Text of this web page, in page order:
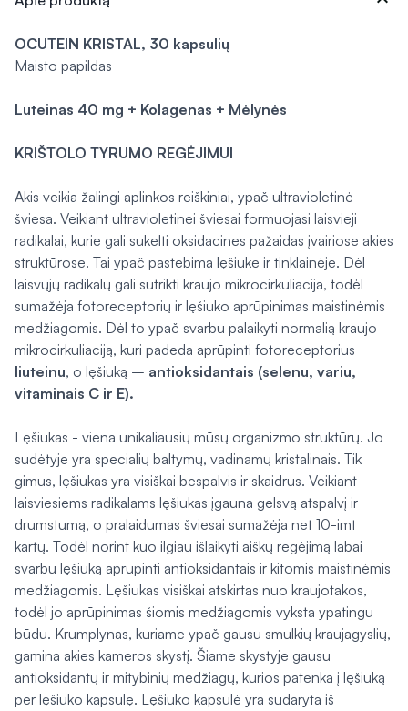
OCUTEIN KRISTAL, 30 kapsulių
Maisto papildas
Luteinas 40 mg + Kolagenas + Mėlynės
KRIŠTOLO TYRUMO REGĖJIMUI
Akis veikia žalingi aplinkos reiškiniai, ypač ultravioletinė
šviesa. Veikiant ultravioletinei šviesai formuojasi laisvieji
radikalai, kurie gali sukelti oksidacines pažaidas įvairiose akies
struktūrose. Tai ypač pastebima lęšiuke ir tinklainėje. Dėl
laisvųjų radikalų gali sutrikti kraujo mikrocirkuliacija, todėl
sumažėja fotoreceptorių ir lęšiuko aprūpinimas maistinėmis
medžiagomis. Dėl to ypač svarbu palaikyti normalią kraujo
mikrocirkuliaciją, kuri padeda aprūpinti fotoreceptorius
liuteinu, o lęšiuką – antioksidantais (selenu, variu,
vitaminais C ir E).
Lęšiukas - viena unikaliausių mūsų organizmo struktūrų. Jo
sudėtyje yra specialių baltymų, vadinamų kristalinais. Tik
gimus, lęšiukas yra visiškai bespalvis ir skaidrus. Veikiant
laisviesiems radikalams lęšiukas įgauna gelsvą atspalvį ir
drumstumą, o pralaidumas šviesai sumažėja net 10-imt
kartų. Todėl norint kuo ilgiau išlaikyti aiškų regėjimą labai
svarbu lęšiuką aprūpinti antioksidantais ir kitomis maistinėmis
medžiagomis. Lęšiukas visiškai atskirtas nuo kraujotakos,
todėl jo aprūpinimas šiomis medžiagomis vyksta ypatingu
būdu. Krumplynas, kuriame ypač gausu smulkių kraujagyslių,
gamina akies kameros skystį. Šiame skystyje gausu
antioksidantų ir mitybinių medžiagų, kurios patenka į lęšiuką
per lęšiuko kapsulę. Lęšiuko kapsulė yra sudaryta iš